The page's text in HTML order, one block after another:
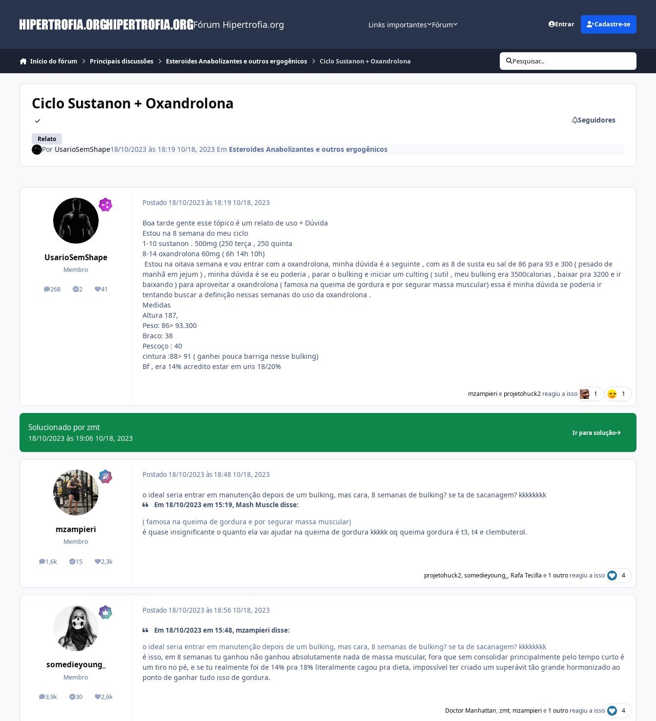
Fórum Hipertrofia.org Links importantes Fórum Entrar Cadastre-se
Início do fórum Principais discussões Esteroides Anabolizantes e outros ergogênicos Ciclo Sustanon + Oxandrolona Pesquisar...
Ciclo Sustanon + Oxandrolona
Relato
Seguidores
Por UsarioSemShape18/10/2023 às 18:19 10/18, 2023 Em Esteroides Anabolizantes e outros ergogênicos
UsarioSemShape
Membro
268
posts 2
Tópicos solucionados
41
Reputação
Postado 18/10/2023 às 18:19 10/18, 2023
Boa tarde gente esse tópico é um relato de uso + Dúvida
Estou na 8 semana do meu ciclo
1-10 sustanon . 500mg (250 terça , 250 quinta
8-14 oxandrolona 60mg ( 6h 14h 10h)
Estou na oitava semana e vou entrar com a oxandrolona, minha dúvida é a seguinte , com as 8 de susta eu saí de 86 para 93 e 300 ( pesado de
manhã em jejum ) , minha dúvida é se eu poderia , parar o bulking e iniciar um culting ( sutil , meu bulking era 3500calorias , baixar pra 3200 e ir
baixando ) para aproveitar a oxandrolona ( famosa na queima de gordura e por segurar massa muscular) essa é minha dúvida se poderia ir
tentando buscar a definição nessas semanas do uso da oxandrolona .
Medidas
Altura 187,
Peso: 86> 93.300
Braco: 38
Pescoço : 40
cintura :88> 91 ( ganhei pouca barriga nesse bulking)
Bf , era 14% acredito estar em uns 18/20%
mzampierie projetohuck2reagiu a isso 1 1
Solucionado por zmt
18/10/2023 às 19:06 10/18, 2023
Ir para solução
mzampieri
Membro
1,6k
posts 15
Tópicos solucionados
2,3k
Reputação
Postado 18/10/2023 às 18:48 10/18, 2023
o ideal seria entrar em manutenção depois de um bulking, mas cara, 8 semanas de bulking? se ta de sacanagem? kkkkkkkk
Em 18/10/2023 em 15:19, Mash Muscle disse:
( famosa na queima de gordura e por segurar massa muscular)
é quase insignificante o quanto ela vai ajudar na queima de gordura kkkkk oq queima gordura é t3, t4 e clembuterol.
projetohuck2,somedieyoung_ , Rafa Tecilla e 1 outro reagiu a isso 4
somedieyoung_
Membro
3,9k
posts 30
Tópicos solucionados
2,6k
Reputação
Postado 18/10/2023 às 18:56 10/18, 2023
Em 18/10/2023 em 15:48, mzampieri disse:
o ideal seria entrar em manutenção depois de um bulking, mas cara, 8 semanas de bulking? se ta de sacanagem? kkkkkkkk
é isso, em 8 semanas tu ganhou não ganhou absolutamente nada de massa muscular, fora que sem consolidar principalmente pelo tempo curto é
um tiro no pé, e se tu realmente foi de 14% pra 18% literalmente cagou pra dieta, impossível ter criado um superávit tão grande hormonizado ao
ponto de ganhar tudo isso de gordura.
Doctor Manhattan,zmt, mzampierie 1 outro reagiu a isso 4